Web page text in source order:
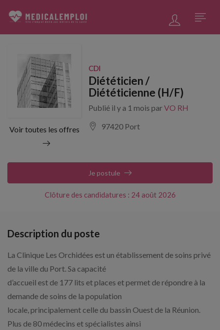
Voir toutes les offres
CDI
Diététicien /
Diététicienne (H/F)
Publié il y a 1 mois parVO RH
97420 Port
Clôture des candidatures : 24 août 2026
Je postule
Description du poste
La Clinique Les Orchidées est un établissement de soins privé
de la ville du Port. Sa capacité
d’accueil est de 177 lits et places et permet de répondre à la
demande de soins de la population
locale, principalement celle du bassin Ouest de la Réunion.
Plus de 80 médecins et spécialistes ainsi